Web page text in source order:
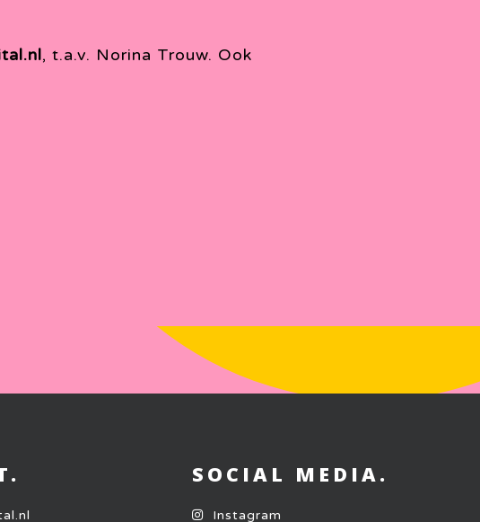
, t.a.v. Norina Trouw. Ook
SOCIAL MEDIA.
Instagram